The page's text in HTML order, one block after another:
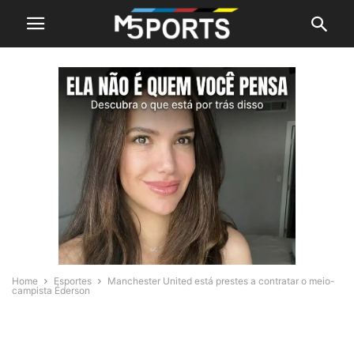
Home Esportes
Manchester United está prestes a contratar o meio-
campista Éderson